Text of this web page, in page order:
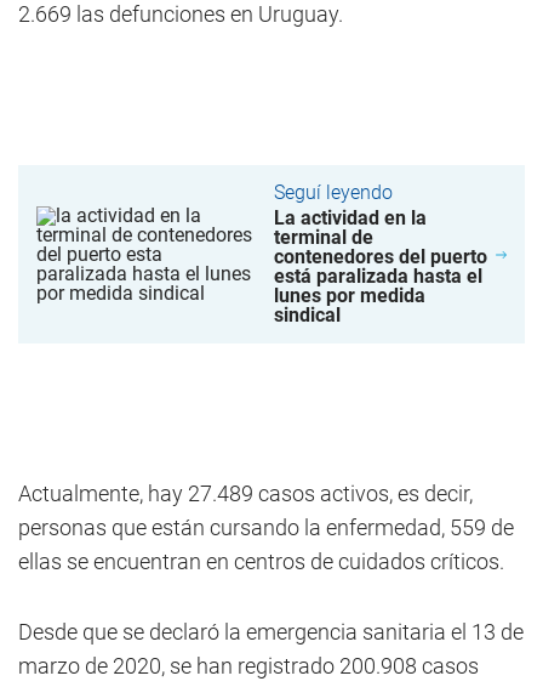
2.669 las defunciones en Uruguay.
Seguí leyendo
La actividad en la
terminal de
contenedores del puerto
está paralizada hasta el
lunes por medida
sindical
Actualmente, hay 27.489 casos activos, es decir,
personas que están cursando la enfermedad, 559 de
ellas se encuentran en centros de cuidados críticos.
Desde que se declaró la emergencia sanitaria el 13 de
marzo de 2020, se han registrado 200.908 casos